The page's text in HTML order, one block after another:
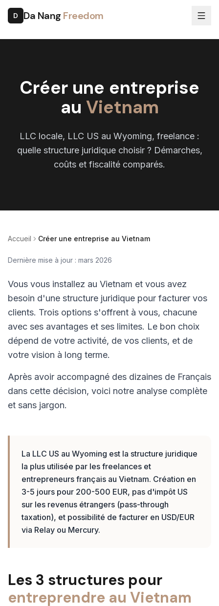
D Da Nang Freedom
Créer une entreprise
au Vietnam
LLC locale, LLC US au Wyoming, freelance :
quelle structure juridique choisir ? Démarches,
coûts et fiscalité comparés.
Accueil Créer une entreprise au Vietnam
Dernière mise à jour : mars 2026
Vous vous installez au Vietnam et vous avez
besoin d'une structure juridique pour facturer vos
clients. Trois options s'offrent à vous, chacune
avec ses avantages et ses limites. Le bon choix
dépend de votre activité, de vos clients, et de
votre vision à long terme.
Après avoir accompagné des dizaines de Français
dans cette décision, voici notre analyse complète
et sans jargon.
La LLC US au Wyoming est la structure juridique
la plus utilisée par les freelances et
entrepreneurs français au Vietnam. Création en
3-5 jours pour 200-500 EUR, pas d'impôt US
sur les revenus étrangers (pass-through
taxation), et possibilité de facturer en USD/EUR
via Relay ou Mercury.
Les 3 structures pour
entreprendre au Vietnam